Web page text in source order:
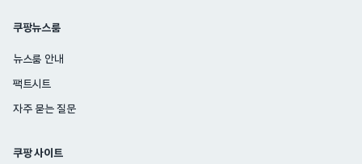
쿠팡뉴스룸
뉴스룸 안내
팩트시트
자주 묻는 질문
쿠팡 사이트